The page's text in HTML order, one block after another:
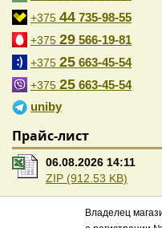
+375 44 735-98-55
+375 29 566-19-81
+375 25 663-45-54
+375 25 663-45-54
uniby
Прайс-лист
06.08.2026 14:11
ZIP (912.53 KB)
Владелец